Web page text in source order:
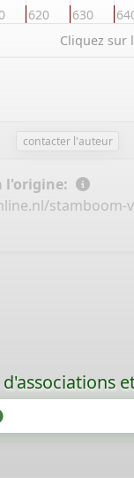
620 630
Cliquez sur
contacter l'auteur
l'origine:
stamboom-